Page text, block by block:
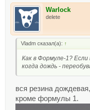
Warlock
delete
Vladm сказал(а): ↑
Как в Формуле-1?
когда дождь -
вся резина
кроме формулы 1.